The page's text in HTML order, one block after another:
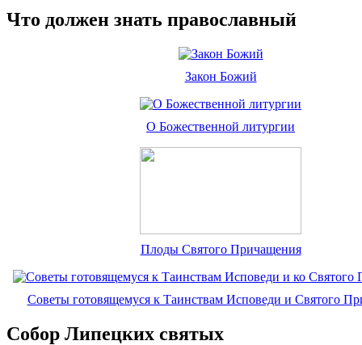
Что должен знать православный
Закон Божий
О Божественной литургии
Плоды Святого Причащения
Советы готовящемуся к Таинствам Исповеди и Святого
Собор Липецких святых